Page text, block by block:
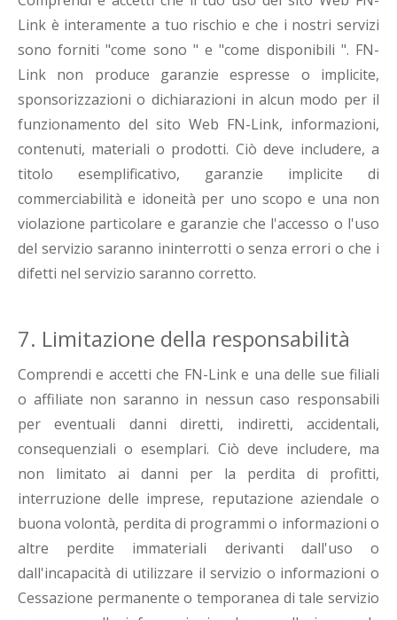
Link è interamente a tuo rischio e che i nostri servizi
sono forniti "come sono " e "come disponibili ". FN-
Link non produce garanzie espresse o implicite,
sponsorizzazioni o dichiarazioni in alcun modo per il
funzionamento del sito Web FN-Link, informazioni,
contenuti, materiali o prodotti. Ciò deve includere, a
titolo esemplificativo, garanzie implicite di
commerciabilità e idoneità per uno scopo e una non
violazione particolare e garanzie che l'accesso o l'uso
del servizio saranno ininterrotti o senza errori o che i
difetti nel servizio saranno corretto.
7. Limitazione della responsabilità
Comprendi e accetti che FN-Link e una delle sue filiali
o affiliate non saranno in nessun caso responsabili
per eventuali danni diretti, indiretti, accidentali,
consequenziali o esemplari. Ciò deve includere, ma
non limitato ai danni per la perdita di profitti,
interruzione delle imprese, reputazione aziendale o
buona volontà, perdita di programmi o informazioni o
altre perdite immateriali derivanti dall'uso o
dall'incapacità di utilizzare il servizio o informazioni o
Cessazione permanente o temporanea di tale servizio